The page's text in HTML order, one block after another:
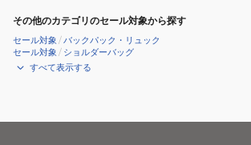
その他のカテゴリのセール対象から探す
セール対象 /バックパック・リュック
セール対象 / ショルダーバッグ
すべて表示する